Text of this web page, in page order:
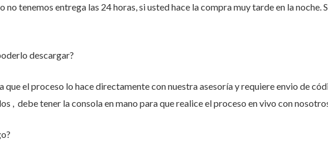
tenemos entrega las 24 horas, si usted hace la compra muy tarde en la noche.
descargar?
que el proceso lo hace directamente con nuestra asesoría y requiere envio de
, debe tener la consola en mano para que realice el proceso en vivo con